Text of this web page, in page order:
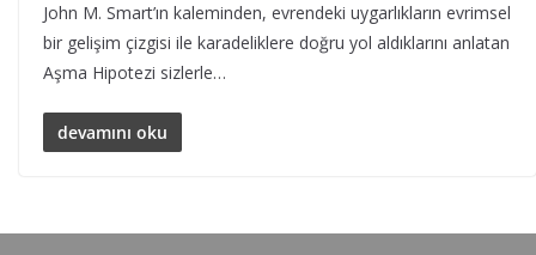
John M. Smart’ın kaleminden, evrendeki uygarlıkların evrimsel
bir gelişim çizgisi ile karadeliklere doğru yol aldıklarını anlatan
Aşma Hipotezi sizlerle…
devamını oku